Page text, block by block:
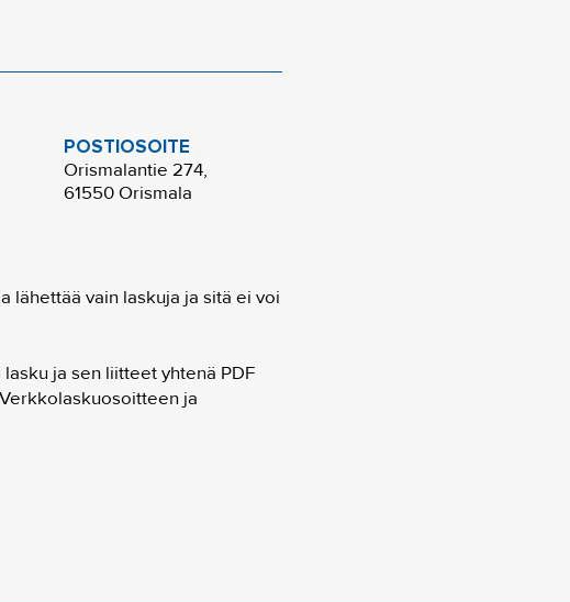
POSTIOSOITE
Orismalantie 274,
61550 Orismala
vain laskuja ja sitä ei voi
ja sen liitteet yhtenä PDF
ja